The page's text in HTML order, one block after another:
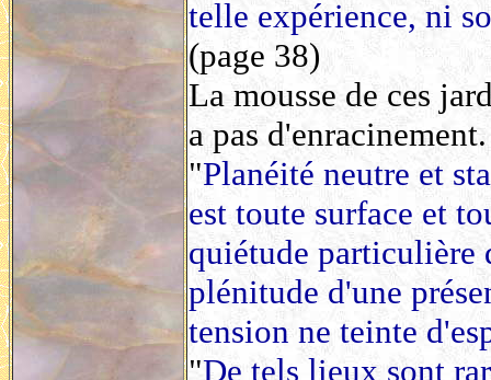
telle expérience, ni
(page 38)
La mousse de ces
a pas d'enracinement.
"Planéité neutre et
est toute surface et
quiétude particulière
plénitude d'une
tension ne teinte
"De tels lieux sont